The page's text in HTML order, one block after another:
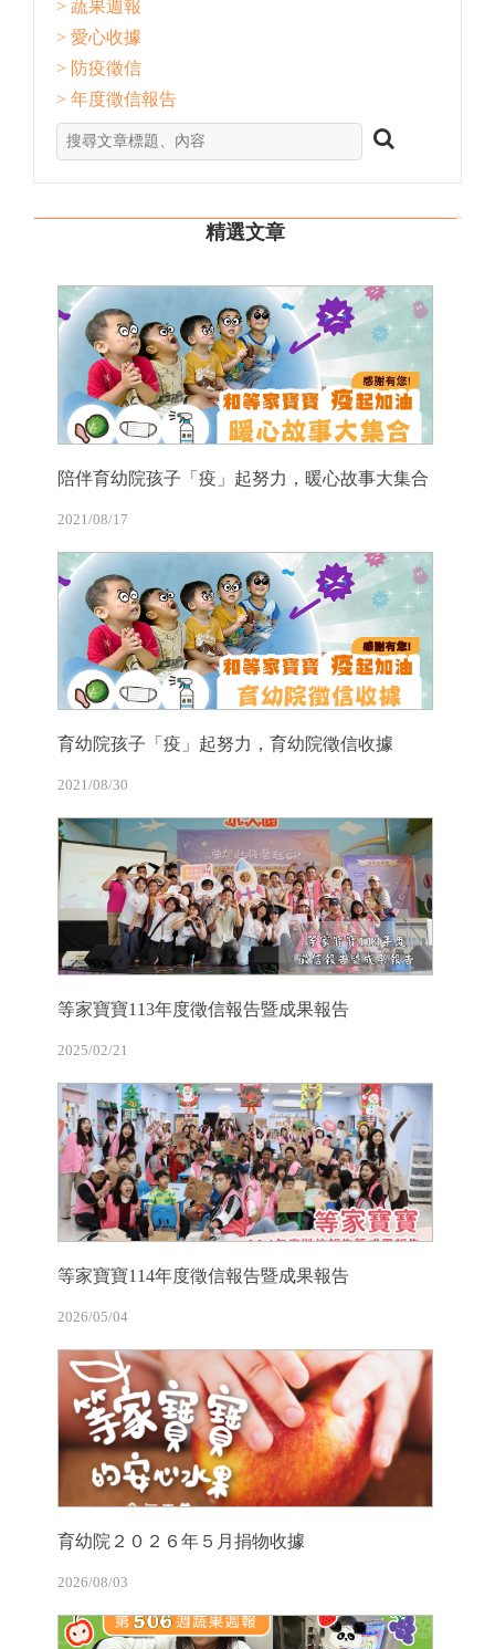
> 蔬果週報
> 愛心收據
> 防疫徵信
> 年度徵信報告
精選文章
陪伴育幼院孩子「疫」起努力，暖心故事大集合
2021/08/17
育幼院孩子「疫」起努力，育幼院徵信收據
2021/08/30
等家寶寶113年度徵信報告暨成果報告
2025/02/21
等家寶寶114年度徵信報告暨成果報告
2026/05/04
育幼院２０２６年５月捐物收據
2026/08/03